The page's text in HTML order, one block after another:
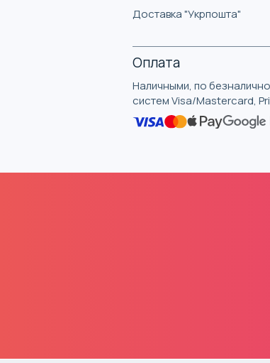
Доставка "Укрпошта"
Оплата
Наличными, по
систем Visa/Mastercard,